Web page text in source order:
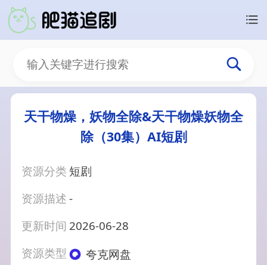
天干物燥，妖物全除&天干物燥妖物全
除（30集）AI短剧
资源分类 短剧
资源描述-
更新时间 2026-06-28
资源类型
夸克网盘